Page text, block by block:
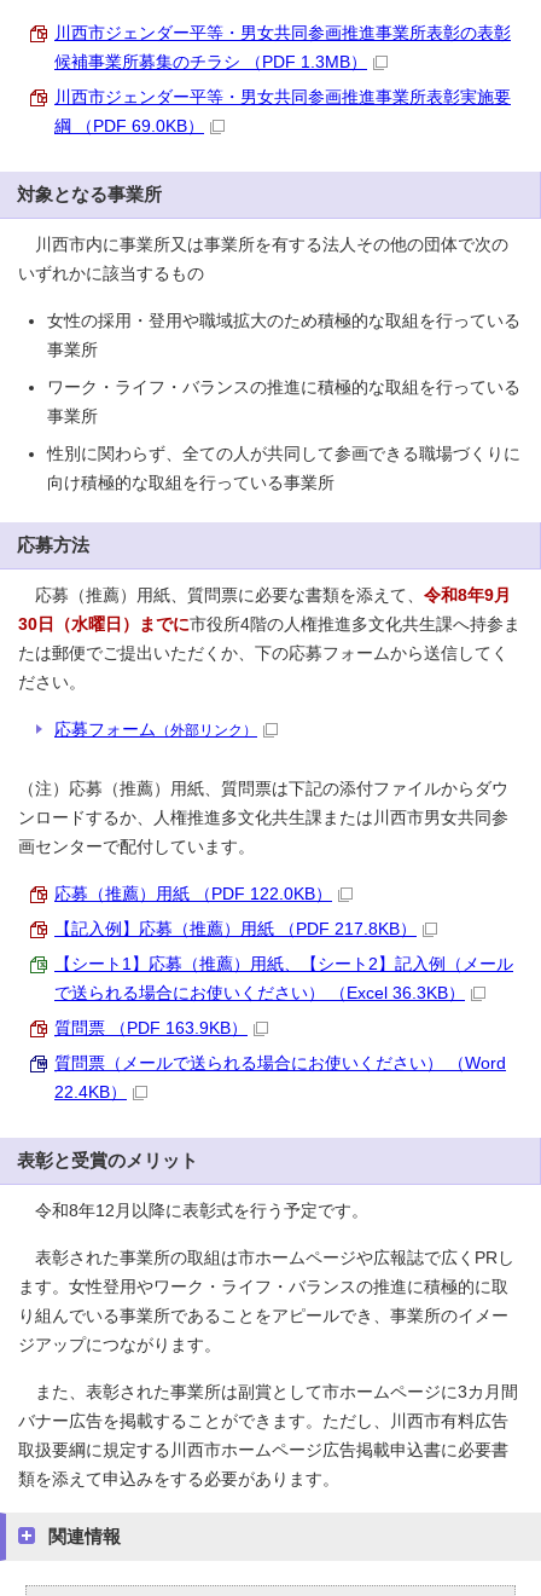
川西市ジェンダー平等・男女共同参画推進事業所表彰の表彰
候補事業所募集のチラシ （PDF 1.3MB）
川西市ジェンダー平等・男女共同参画推進事業所表彰実施要
綱 （PDF 69.0KB）
対象となる事業所
川西市内に事業所又は事業所を有する法人その他の団体で次の
いずれかに該当するもの
女性の採用・登用や職域拡大のため積極的な取組を行っている
事業所
ワーク・ライフ・バランスの推進に積極的な取組を行っている
事業所
性別に関わらず、全ての人が共同して参画できる職場づくりに
向け積極的な取組を行っている事業所
応募方法
応募（推薦）用紙、質問票に必要な書類を添えて、 令和8年9月
30日（水曜日）までに市役所4階の人権推進多文化共生課へ持参ま
たは郵便でご提出いただくか、下の応募フォームから送信してく
ださい。
応募フォーム （外部リンク）
（注）応募（推薦）用紙、質問票は下記の添付ファイルからダウ
ンロードするか、人権推進多文化共生課または川西市男女共同参
画センターで配付しています。
応募（推薦）用紙 （PDF 122.0KB）
【記入例】応募（推薦）用紙 （PDF 217.8KB）
【シート1】応募（推薦）用紙、【シート2】記入例（メール
で送られる場合にお使いください） （Excel 36.3KB）
質問票 （PDF 163.9KB）
質問票（メールで送られる場合にお使いください） （Word
22.4KB）
表彰と受賞のメリット
令和8年12月以降に表彰式を行う予定です。
表彰された事業所の取組は市ホームページや広報誌で広くPRし
ます。女性登用やワーク・ライフ・バランスの推進に積極的に取
り組んでいる事業所であることをアピールでき、事業所のイメー
ジアップにつながります。
また、表彰された事業所は副賞として市ホームページに3カ月間
バナー広告を掲載することができます。ただし、川西市有料広告
取扱要綱に規定する川西市ホームページ広告掲載申込書に必要書
類を添えて申込みをする必要があります。
関連情報